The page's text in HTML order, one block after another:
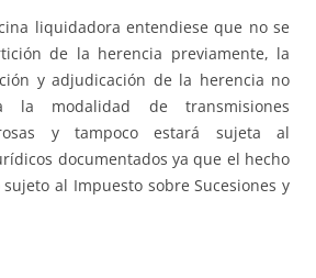
liquidadora entendiese que no se
de la herencia previamente, la
y adjudicación de la herencia no
la modalidad de transmisiones
y tampoco estará sujeta al
documentados ya que el hecho
al Impuesto sobre Sucesiones y